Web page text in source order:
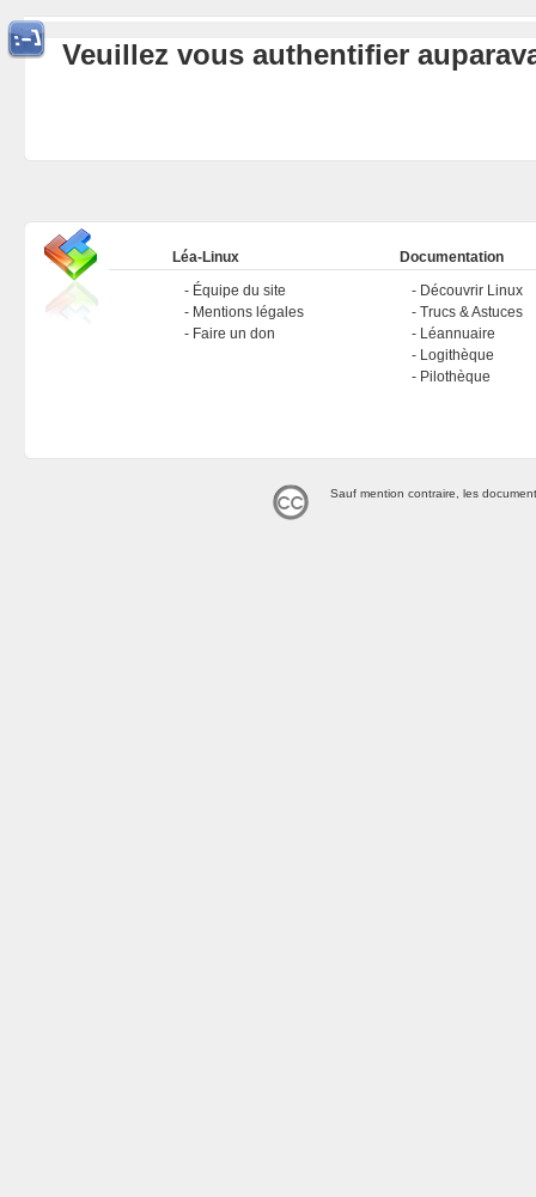
Veuillez vous authentifier
Léa-Linux
Équipe du site
Mentions légales
Faire un don
Documentation
Découvrir Linux
Trucs & Astuces
Léannuaire
Logithèque
Pilothèque
Sauf mention contraire, les